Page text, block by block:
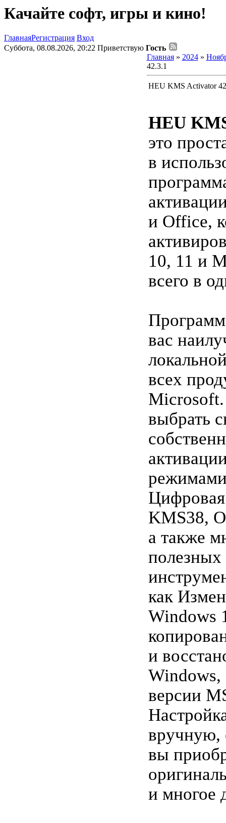
Качайте софт, игры и кино!
ГлавнаяРегистрация Вход
Суббота, 08.08.2026, 20:22 Приветствую Гость
Главная» 2024 »
42.3.1
HEU KMS Activator
HEU
это
в
и Office,
10, 11 и
всего в
вас
всех
выбрать
KMS38,
а также
полезных
как
Windows
и
Windows,
версии
вручную,
вы
и многое